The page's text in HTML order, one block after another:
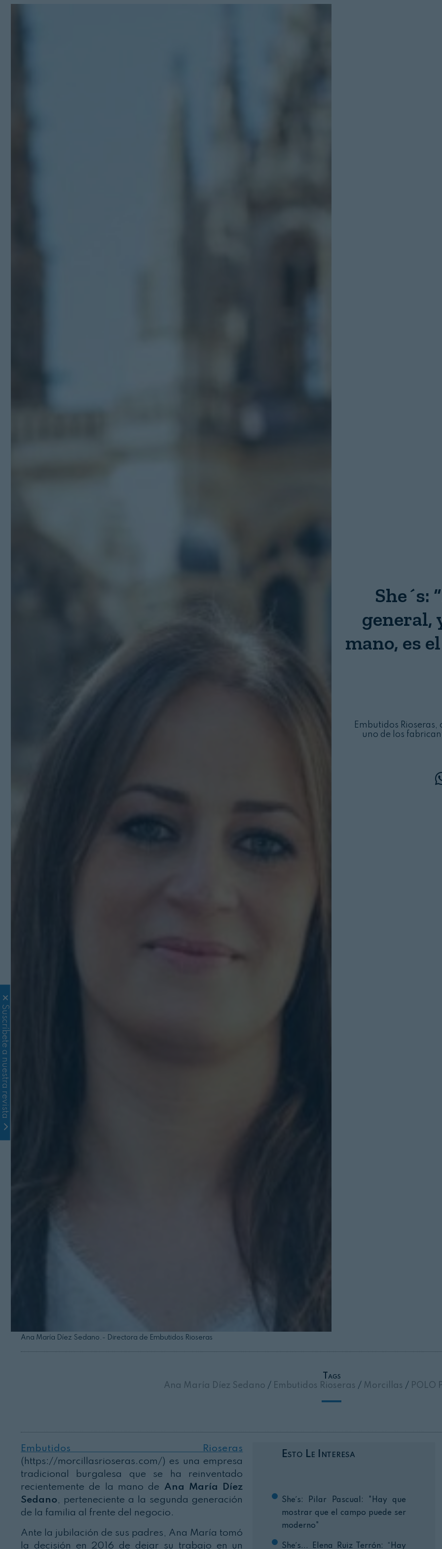
Ana María Díez Sedano.- Directora de Embutidos Rioseras
She´s:
general,
mano, es
Embutidos Rioseras,
uno de los
Tags
Ana María Díez Sedano / Embutidos Rioseras / Morcillas / POLO
Esto Le Interesa
She´s: Pilar Pascual: "Hay que
mostrar que el campo puede ser
moderno"
She´s... Elena Ruiz Terrón: “Hay
Embutidos Rioseras
(https://morcillasrioseras.com/) es una empresa
tradicional burgalesa que se ha reinventado
recientemente de la mano de Ana María Díez
Sedano , perteneciente a la segunda generación
de la familia al frente del negocio.
Ante la jubilación de sus padres, Ana María tomó
la decisión en 2016 de dejar su trabajo en un
Suscríbete a nuestra revista